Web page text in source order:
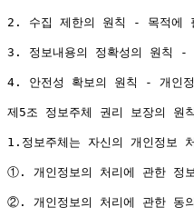
2. 수집 제한의 원칙 - 목적에
3. 정보내용의 정확성의 원칙 -
4. 안전성 확보의 원칙 - 개인
제5조 정보주체 권리 보장의 원칙
1.정보주체는 자신의 개인정보
①. 개인정보의 처리에 관한 정
②. 개인정보의 처리에 관한 동